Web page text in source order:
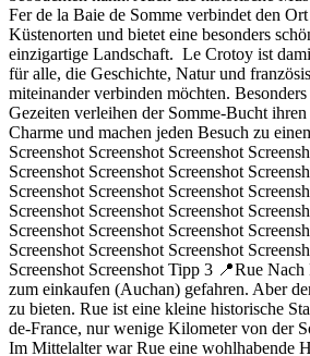
Fer de la Baie de Somme verbindet den
Küstenorten und bietet eine besonders
einzigartige Landschaft. Le Crotoy ist
für alle, die Geschichte, Natur und
miteinander verbinden möchten.
Gezeiten verleihen der Somme-Bucht ihren
Charme und machen jeden Besuch zu
Screenshot Screenshot Screenshot
Screenshot Screenshot Screenshot
Screenshot Screenshot Screenshot
Screenshot Screenshot Screenshot
Screenshot Screenshot Screenshot
Screenshot Screenshot Screenshot
Screenshot Screenshot Tipp 3 📍Rue
zum einkaufen (Auchan) gefahren. Aber
zu bieten. Rue ist eine kleine historische
de-France, nur wenige Kilometer von der
Im Mittelalter war Rue eine wohlhabende